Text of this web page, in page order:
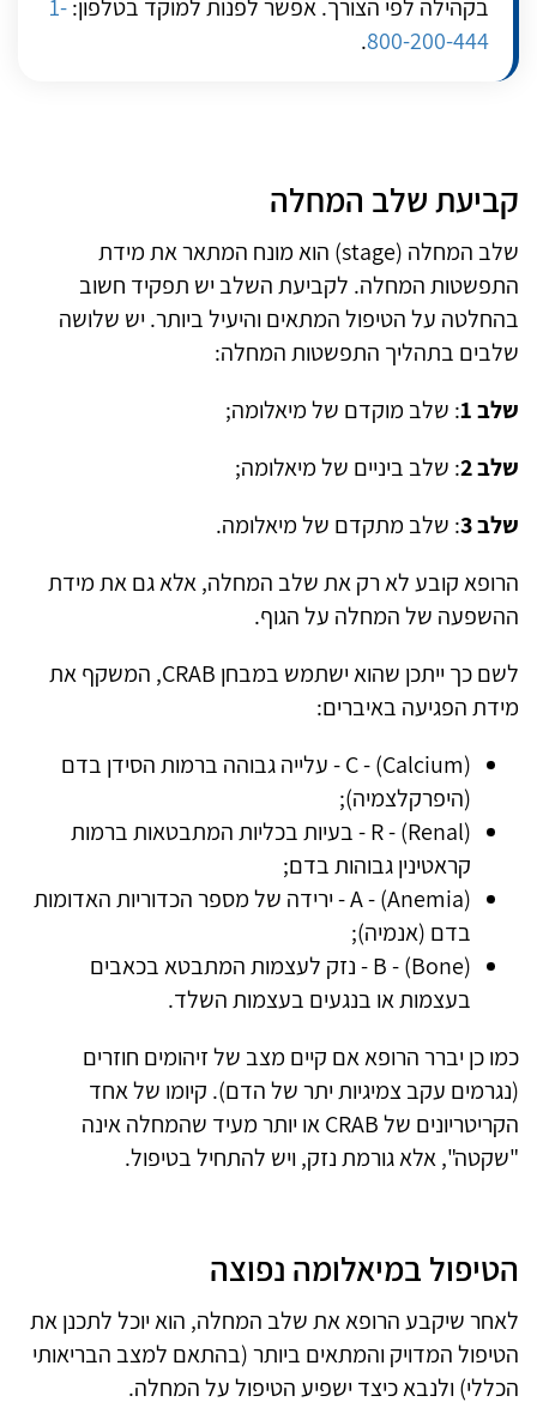
בקהילה לפי הצורך. אפשר לפנות למוקד בטלפון:1-
800-200-444
.
קביעת שלב המחלה
שלב המחלה (stage) הוא מונח המתאר את מידת
התפשטות המחלה. לקביעת השלב יש תפקיד חשוב
בהחלטה על הטיפול המתאים והיעיל ביותר. יש שלושה
שלבים בתהליך התפשטות המחלה:
שלב 1 : שלב מוקדם של מיאלומה;
שלב 2 : שלב ביניים של מיאלומה;
שלב 3 : שלב מתקדם של מיאלומה.
הרופא קובע לא רק את שלב המחלה, אלא גם את מידת
ההשפעה של המחלה על הגוף.
לשם כך ייתכן שהוא ישתמש במבחן CRAB, המשקף את
מידת הפגיעה באיברים:
(Calcium) - C - עלייה גבוהה ברמות הסידן בדם
(היפרקלצמיה);
(Renal) - R - בעיות בכליות המתבטאות ברמות
קראטינין גבוהות בדם;
(Anemia) - A - ירידה של מספר הכדוריות האדומות
בדם (אנמיה);
(Bone) - B - נזק לעצמות המתבטא בכאבים
בעצמות או בנגעים בעצמות השלד.
כמו כן יברר הרופא אם קיים מצב של זיהומים חוזרים
(נגרמים עקב צמיגיות יתר של הדם). קיומו של אחד
הקריטריונים של CRAB או יותר מעיד שהמחלה אינה
"שקטה", אלא גורמת נזק, ויש להתחיל בטיפול.
הטיפול במיאלומה נפוצה
לאחר שיקבע הרופא את שלב המחלה, הוא יוכל לתכנן את
הטיפול המדויק והמתאים ביותר (בהתאם למצב הבריאותי
הכללי) ולנבא כיצד ישפיע הטיפול על המחלה.